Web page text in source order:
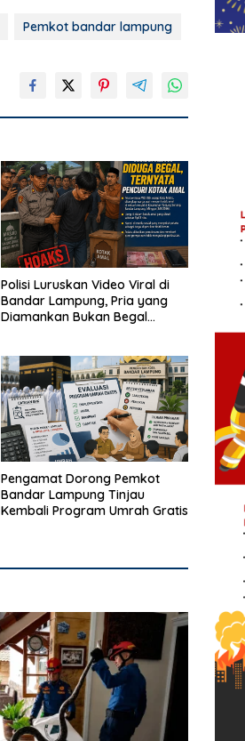
Pemkot bandar lampung
Polisi Luruskan Video Viral di
Bandar Lampung, Pria yang
Diamankan Bukan Begal
Pengamat Dorong Pemkot
Bandar Lampung Tinjau
Kembali Program Umrah Gratis